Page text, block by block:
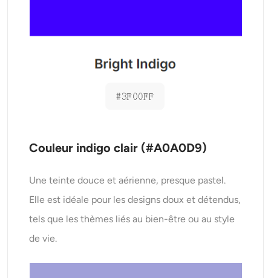
Couleur indigo clair (#A0A0D9)
Une teinte douce et aérienne, presque pastel.
Elle est idéale pour les designs doux et détendus,
tels que les thèmes liés au bien-être ou au style
de vie.